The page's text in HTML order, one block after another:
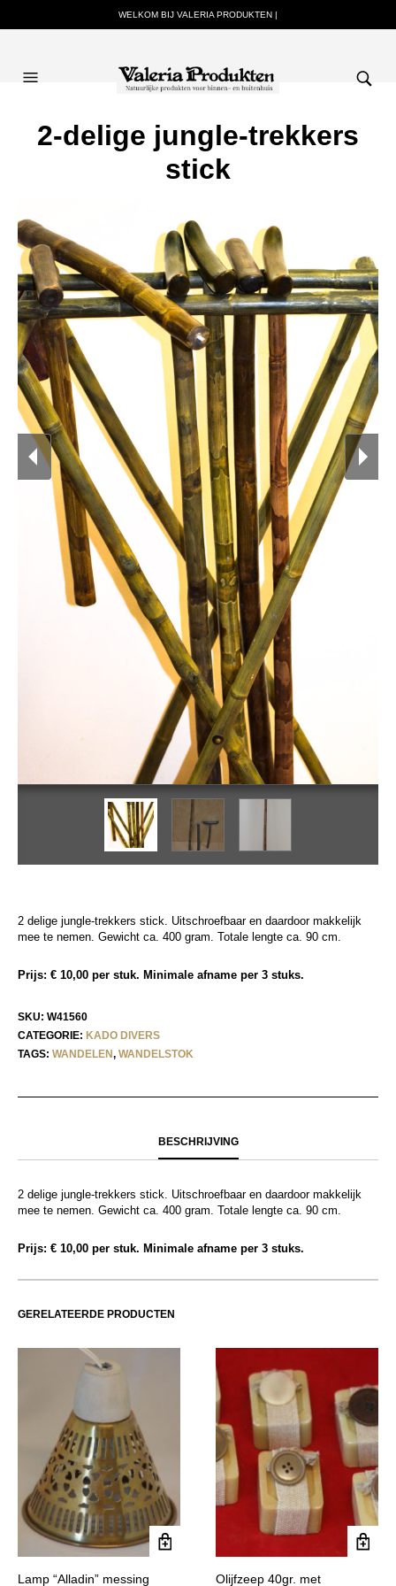
WELKOM BIJ VALERIA PRODUKTEN |
2-delige jungle-trekkers
stick
2 delige jungle-trekkers stick. Uitschroefbaar en daardoor makkelijk
mee te nemen. Gewicht ca. 400 gram. Totale lengte ca. 90 cm.
Prijs: € 10,00 per stuk. Minimale afname per 3 stuks.
SKU: W41560
CATEGORIE: KADO DIVERS
TAGS: WANDELEN, WANDELSTOK
BESCHRIJVING
2 delige jungle-trekkers stick. Uitschroefbaar en daardoor makkelijk
mee te nemen. Gewicht ca. 400 gram. Totale lengte ca. 90 cm.
Prijs: € 10,00 per stuk. Minimale afname per 3 stuks.
GERELATEERDE PRODUCTEN
Lamp “Alladin” messing Olijfzeep 40gr. met